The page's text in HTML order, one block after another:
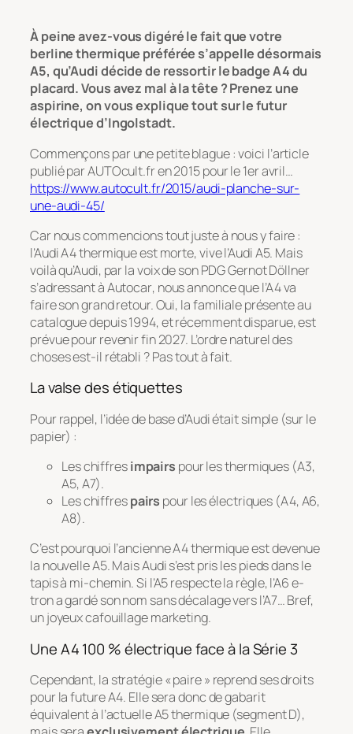
À peine avez-vous digéré le fait que votre
berline thermique préférée s’appelle désormais
A5, qu’Audi décide de ressortir le badge A4 du
placard. Vous avez mal à la tête ? Prenez une
aspirine, on vous explique tout sur le futur
électrique d’Ingolstadt.
Commençons par une petite blague : voici l’article
publié par AUTOcult.fr en 2015 pour le 1er avril…
https://www.autocult.fr/2015/audi-planche-sur-
une-audi-45/
Car nous commencions tout juste à nous y faire :
l’Audi A4 thermique est morte, vive l’Audi A5. Mais
voilà qu’Audi, par la voix de son PDG Gernot Döllner
s’adressant àAutocar, nous annonce que l’A4 va
faire son grand retour. Oui, la familiale présente au
catalogue depuis 1994, et récemment disparue, est
prévue pour revenir fin 2027. L’ordre naturel des
choses est-il rétabli ? Pas tout à fait.
La valse des étiquettes
Pour rappel, l’idée de base d’Audi était simple (sur le
papier) :
Les chiffresimpairs pour les thermiques (A3,
A5, A7).
Les chiffrespairs pour les électriques (A4, A6,
A8).
C’est pourquoi l’ancienne A4 thermique est devenue
la nouvelle A5. Mais Audi s’est pris les pieds dans le
tapis à mi-chemin. Si l’A5 respecte la règle, l’A6 e-
tron a gardé son nom sans décalage vers l’A7… Bref,
un joyeux cafouillage marketing.
Une A4 100 % électrique face à la Série 3
Cependant, la stratégie « paire » reprend ses droits
pour la future A4. Elle sera donc de gabarit
équivalent à l’actuelle A5 thermique (segment D),